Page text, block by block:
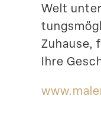
Welt
Zuhause,
Ihre